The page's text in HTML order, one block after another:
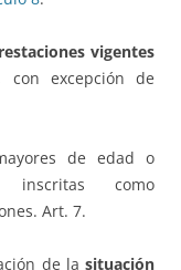
vigentes
excepción de
de edad o
inscritas como
Art. 7.
de la situación